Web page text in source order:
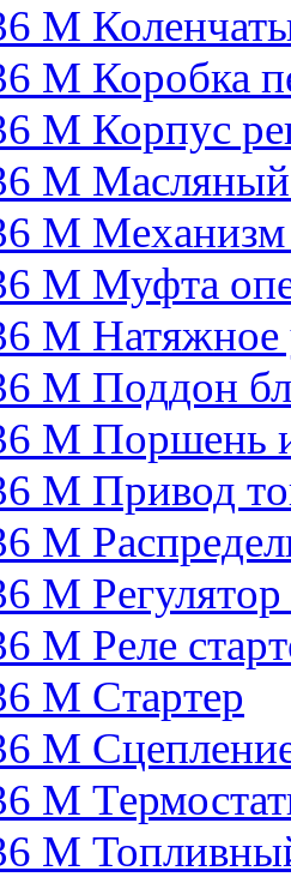
М
М Коробка
М Корпус
М Масляный
М Механизм
М Муфта
М Натяжное
М Поддон
М Поршень
М Привод
М
М Регулятор
М Реле
М Стартер
М
М
М